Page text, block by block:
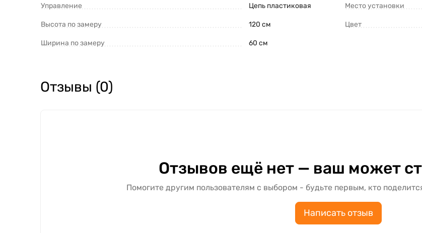
Управление Цепь пластиковая
Высота по замеру 120 см
Ширина по замеру 60 см
Место установки
Цвет
Отзывы (0)
Отзывов ещё нет — ваш может
Помогите другим пользователям с выбором - будьте первым, кто
Написать отзыв